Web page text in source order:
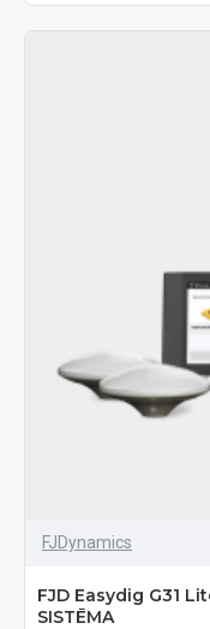
FJDynamics
FJD Easydig G31
SISTĒMA